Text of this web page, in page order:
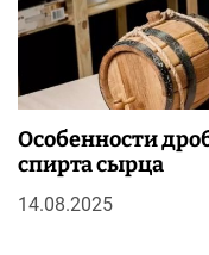
Особенности
спирта сырца
14.08.2025